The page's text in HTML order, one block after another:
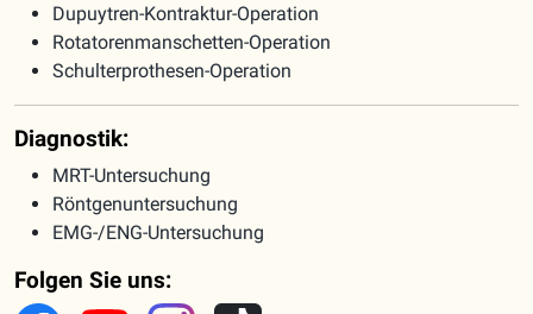
Dupuytren-Kontraktur-Operation
Rotatorenmanschetten-Operation
Schulterprothesen-Operation
Diagnostik:
MRT-Untersuchung
Röntgenuntersuchung
EMG-/ENG-Untersuchung
Folgen Sie uns: